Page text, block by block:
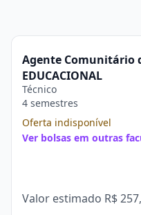
Agente Comunitário
EDUCACIONAL
Técnico
4 semestres
Oferta indisponível
Ver bolsas em outras
Valor estimado R$